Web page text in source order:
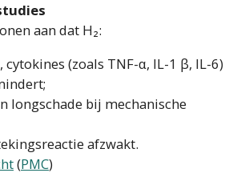
aan dat H₂:
(zoals TNF-α, IL-1 β, IL-6)
longschade bij mechanische
afzwakt.
(PMC)